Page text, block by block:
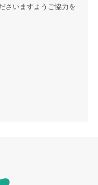
さいますようご協力を